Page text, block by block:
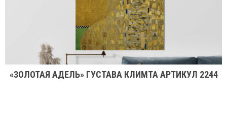
«ЗОЛОТАЯ АДЕЛЬ» ГУСТАВА КЛИМТА АРТИКУЛ 2244